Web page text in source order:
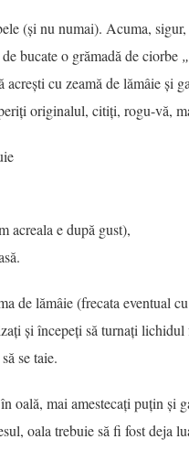
(și nu numai). Acuma,
bucate o grămadă de ciorbe
cu zeamă de lămâie și
originalul, citiți, rogu-vă,
acreala e după gust),
de lămâie (frecata eventual
și începeți să turnați
se taie.
oală, mai amestecați puțin și
oala trebuie să fi fost deja